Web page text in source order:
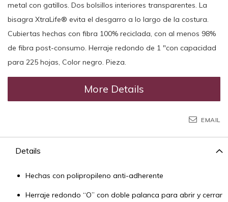
metal con gatillos. Dos bolsillos interiores transparentes. La
bisagra XtraLife® evita el desgarro a lo largo de la costura.
Cubiertas hechas con fibra 100% reciclada, con al menos 98%
de fibra post-consumo. Herraje redondo de 1 "con capacidad
para 225 hojas, Color negro. Pieza.
More Details
EMAIL
Details
Hechas con polipropileno anti-adherente
Herraje redondo “O” con doble palanca para abrir y cerrar